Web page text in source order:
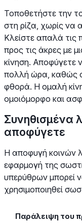
Τοποθετήστε την
στη ρίζα, χωρίς να
Κλείστε απαλά τις
προς τις άκρες με
κίνηση. Αποφύγετε
πολλή ώρα, καθώς
φθορά. Η ομαλή
ομοιόμορφο και
Συνηθισμένα
αποφύγετε
Η αποφυγή κοινών
εφαρμογή της
υπερύθρων μπορεί
χρησιμοποιηθεί
Παράλειψη του